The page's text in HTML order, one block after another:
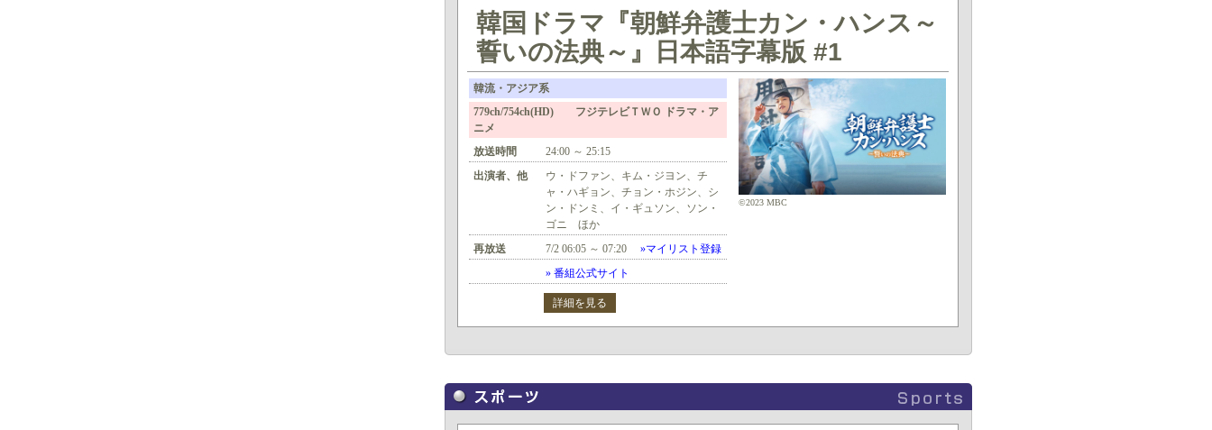
韓国ドラマ『朝鮮弁護士カン・ハンス～
誓いの法典～』日本語字幕版 #1
韓流・アジア系
779ch/754ch(HD) フジテレビＴＷＯ ドラマ・ア
ニメ
放送時間
24:00 ～ 25:15
出演者、他
ウ・ドファン、キム・ジヨン、チ
ャ・ハギョン、チョン・ホジン、シ
ン・ドンミ、イ・ギュソン、ソン・
ゴニ ほか
再放送
7/2 06:05 ～ 07:20
»マイリスト登録
» 番組公式サイト
詳細を見る
©2023 MBC